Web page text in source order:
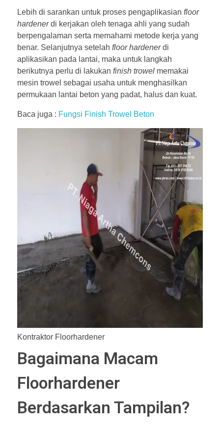
Lebih di sarankan untuk proses pengaplikasian floor
hardenerdi kerjakan oleh tenaga ahli yang sudah
berpengalaman serta memahami metode kerja yang
benar. Selanjutnya setelah floor hardenerdi
aplikasikan pada lantai, maka untuk langkah
berikutnya perlu di lakukan finish trowel memakai
mesin trowel sebagai usaha untuk menghasilkan
permukaan lantai beton yang padat, halus dan kuat.
Baca juga : Fungsi Finish Trowel Beton
Kontraktor Floorhardener
Bagaimana Macam
Floorhardener
Berdasarkan Tampilan?